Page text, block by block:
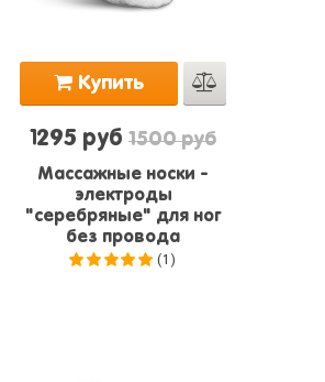
Купить
1295 руб 1500 руб
Массажные носки -
электроды
"серебряные" для ног
без провода
(1)